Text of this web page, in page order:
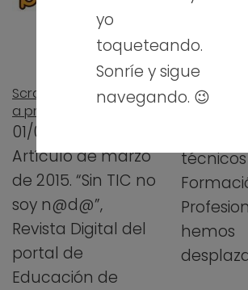
Scratch: aprendiendo
a programar
01/03/2015
Artículo de marzo
de 2015. “Sin TIC no
soy n@d@”,
Revista Digital del
portal de
Educación de
01/07/2013
primera
de julio,
hemos
yo
toqueteando.
Sonríe y sigue
navegando. 😉